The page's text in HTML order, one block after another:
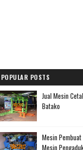
POPULAR POSTS
Jual Mesin
Batako
Mesin
Mesin